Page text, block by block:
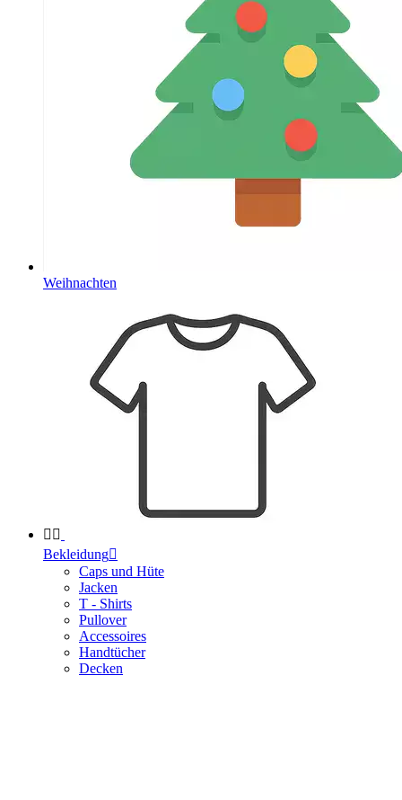
Weihnachten
 
Bekleidung
Caps und Hüte
Jacken
T - Shirts
Pullover
Accessoires
Handtücher
Decken